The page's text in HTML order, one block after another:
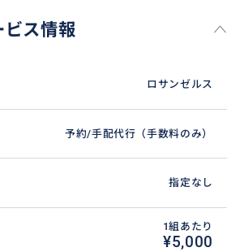
ります。
World Series Mystery Rings
Diaz Bobblehead
Tucker Bobblehead
Kitty And Friends Night
Kershaw Bobblehead
Smith "Legends of Dodger Bas
ビス情報
ロサンゼルス
予約/手配代行（手数料のみ）
指定なし
1組あたり
¥5,000